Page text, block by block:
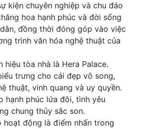
kiện chuyên nghiệp và chu đáo
hoa hạnh phúc và đời sống
đồng thời đóng góp vào việc
trình văn hóa nghệ thuật của
hiệu tòa nhà là Hera Palace.
trưng cho cái đẹp vô song,
thuật, vinh quang và uy quyền.
hạnh phúc lứa đôi, tình yêu
chung thủy sắc son.
hoạt động là điểm nhấn trong